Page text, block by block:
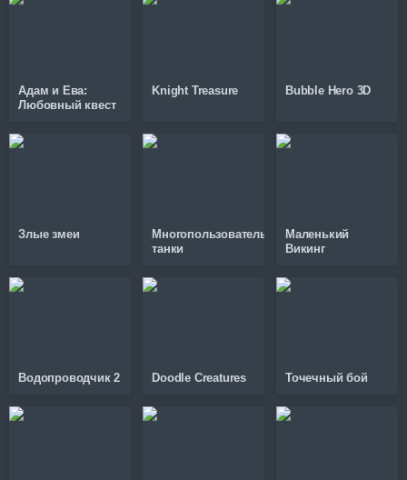
Адам и Ева:
Любовный квест
Knight Treasure Bubble Hero 3D
Злые змеи
Многопользовательские
танки
Маленький
Викинг
Водопроводчик 2 Doodle Creatures Точечный бой